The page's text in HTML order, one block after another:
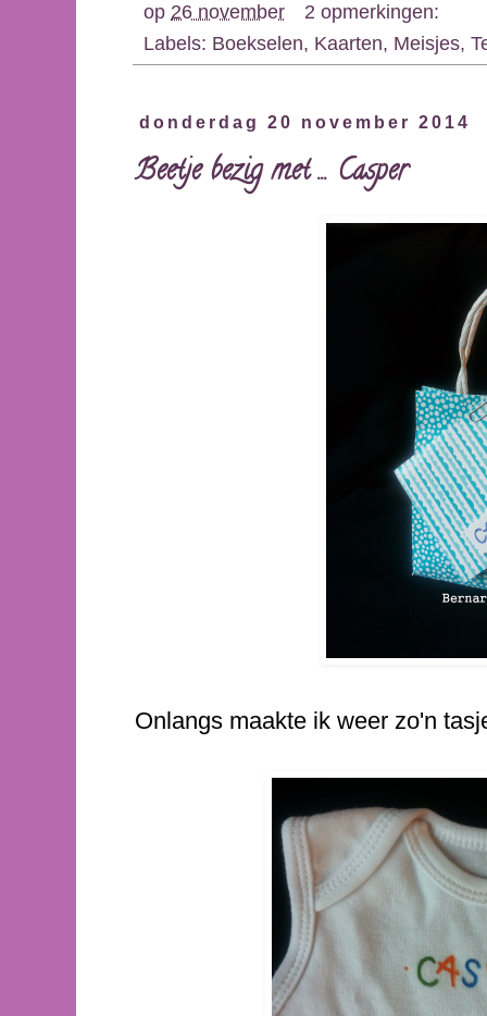
op 26 november
2 opmerkingen:
Labels: Boekselen, Kaarten, Meisjes,
donderdag 20 november 2014
Beetje bezig met ... Casper
Onlangs maakte ik weer zo'n